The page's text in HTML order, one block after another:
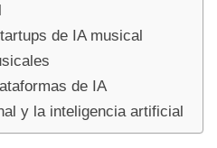
de IA musical
de IA
y la inteligencia artificial